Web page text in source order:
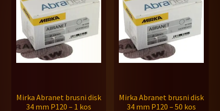
Mirka Abranet brusni disk
34 mm P120 – 1 kos
Mirka Abranet brusni disk
34 mm P120 – 50 kos